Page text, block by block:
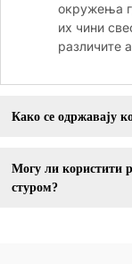
окружења
их чини
различите
Како се одржавају
Могу ли користити
стуром?